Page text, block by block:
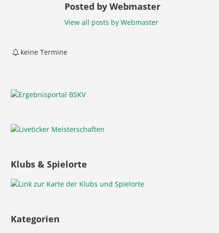
Posted by Webmaster
View all posts by Webmaster
keine Termine
Klubs & Spielorte
Kategorien